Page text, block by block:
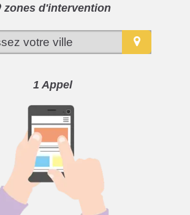
zones d'intervention
1 Appel